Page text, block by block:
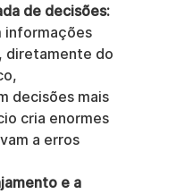
de decisões:
informações
diretamente do
decisões mais
cria enormes
a erros
e a